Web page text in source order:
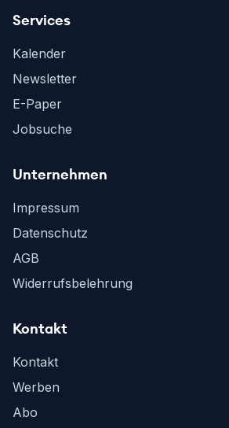
Services
Kalender
Newsletter
E-Paper
Jobsuche
Unternehmen
Impressum
Datenschutz
AGB
Widerrufsbelehrung
Kontakt
Kontakt
Werben
Abo